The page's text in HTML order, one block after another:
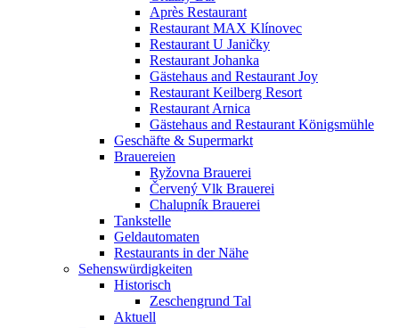
Après Restaurant
Restaurant MAX Klínovec
Restaurant U Janičky
Restaurant Johanka
Gästehaus and Restaurant Joy
Restaurant Keilberg Resort
Restaurant Arnica
Gästehaus and Restaurant Königsmühle
Geschäfte & Supermarkt
Brauereien
Ryžovna Brauerei
Červený Vlk Brauerei
Chalupník Brauerei
Tankstelle
Geldautomaten
Restaurants in der Nähe
Sehenswürdigkeiten
Historisch
Zeschengrund Tal
Aktuell